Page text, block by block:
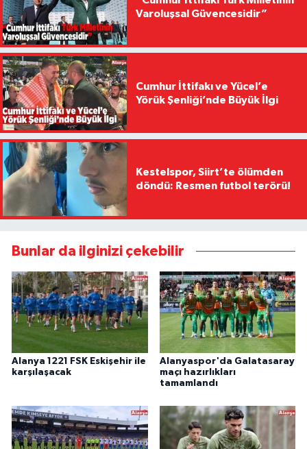
Varoluşsal Güvencesidir”
Cumhur İttifakı ve Yücel’e
Yörük Şenliği’nde Büyük İlgi
Kestelspor, Siirt’te ölümden
döndü: Resmen futbol terörü!
Bunlar da ilginizi çekebilir
Alanya 1221 FSK Eskişehir ile
karşılaşacak
Alanyaspor'da Galatasaray
maçı hazırlıkları
tamamlandı